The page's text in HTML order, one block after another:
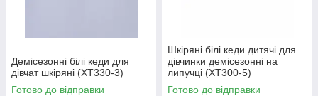
Демісезонні білі кеди для
дівчат шкіряні (XT330-3)
Готово до відправки
Шкіряні білі кеди дитячі для
дівчинки демісезонні на
липучці (XT300-5)
Готово до відправки